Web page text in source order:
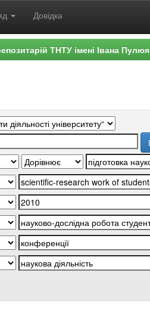
Довідка
ТНТУ імені Івана Пулюя